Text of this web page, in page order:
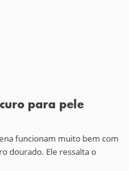
para pele
funcionam muito bem com
dourado. Ele ressalta o